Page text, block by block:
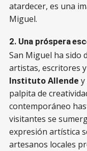
atardecer, es una
Miguel.
2. Una próspera
San Miguel ha sido
artistas, escritores
Instituto Allende y
palpita de
contemporáneo
visitantes se
expresión artística
artesanos locales